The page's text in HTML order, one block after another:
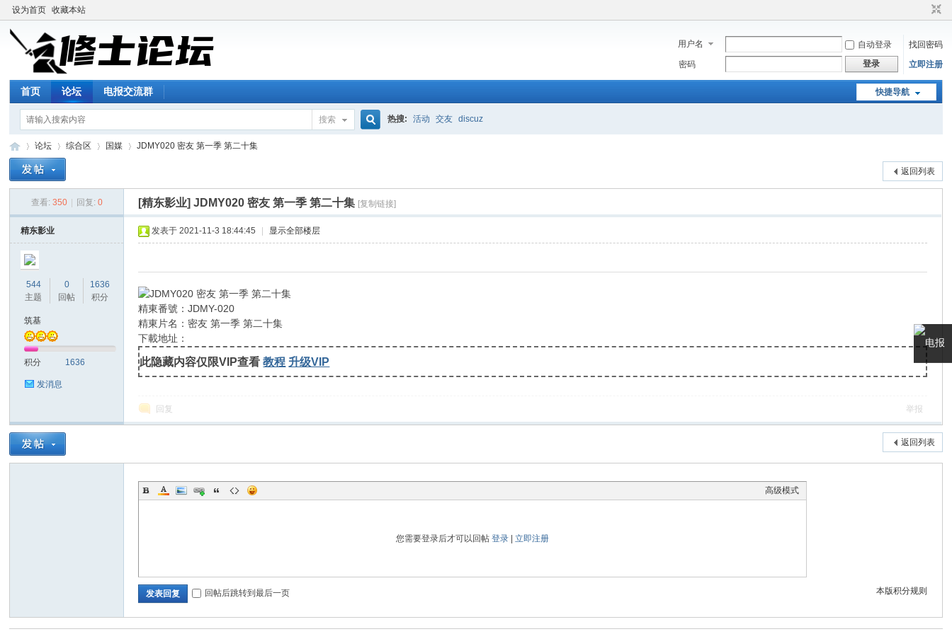
设为首页 收藏本站
用户名 自动登录
找回密码
密码
登录 立即注册
快捷导航
首页 论坛 电报交流群
搜索
索
热搜: 活动 交友 discuz
坛
论坛
›
综合区
›
国媒 JDMY020 密友 第一季 第二十集
返回列表
查看: 350 回复: 0 [精东影业]JDMY020 密友 第一季 第二十集 [复制链接]
精东影业
544
主题
0
回帖
1636
积分
筑基
积分 1636
发消息
发表于 2021-11-3 18:44:45 显示全部楼层
精東番號：JDMY-020
精東片名：密友 第一季 第二十集
下載地址：
此隐藏内容仅限VIP查看教程 升级VIP
回复 举报
返回列表
高级模式
您需要登录后才可以回帖登录 |立即注册
本版积分规则
发表回复 回帖后跳转到最后一页
电报
客服